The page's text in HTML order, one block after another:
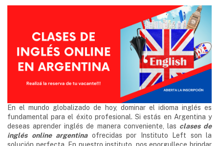
En el mundo globalizado de hoy, dominar el idioma inglés es
fundamental para el éxito profesional. Si estás en Argentina y
deseas aprender inglés de manera conveniente, las clases de
inglés online argentina ofrecidas por Instituto Left son la